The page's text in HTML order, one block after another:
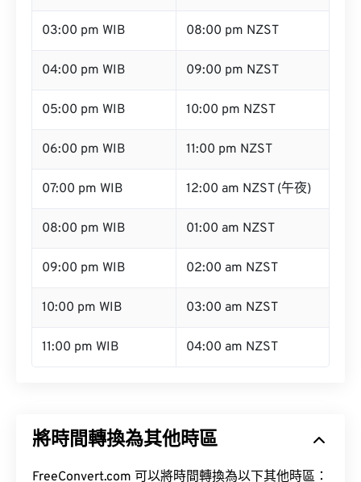
03:00 pm WIB 08:00 pm NZST
04:00 pm WIB 09:00 pm NZST
05:00 pm WIB 10:00 pm NZST
06:00 pm WIB 11:00 pm NZST
07:00 pm WIB 12:00 am NZST (午夜)
08:00 pm WIB 01:00 am NZST
09:00 pm WIB 02:00 am NZST
10:00 pm WIB 03:00 am NZST
11:00 pm WIB 04:00 am NZST
將時間轉換為其他時區
FreeConvert.com 可以將時間轉換為以下其他時區：